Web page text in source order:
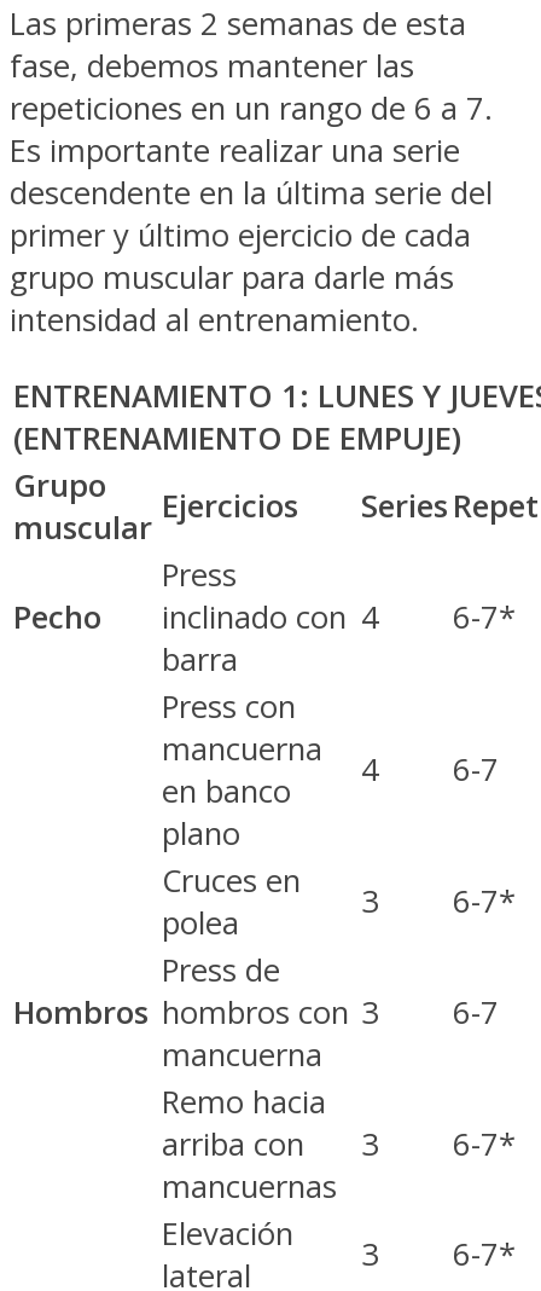
Las primeras 2 semanas de esta
fase, debemos mantener las
repeticiones en un rango de 6 a 7.
Es importante realizar una serie
descendente en la última serie del
primer y último ejercicio de cada
grupo muscular para darle más
intensidad al entrenamiento.
ENTRENAMIENTO 1: LUNES Y
(ENTRENAMIENTO DE EMPUJE)
Grupo
muscular
Ejercicios Series
Pecho
Press
inclinado con
barra
4 6-7*
Press con
mancuerna
en banco
plano
4 6-7
Cruces en
polea
3 6-7*
Hombros
Press de
hombros con
mancuerna
3 6-7
Remo hacia
arriba con
mancuernas
3 6-7*
Elevación
lateral
3 6-7*